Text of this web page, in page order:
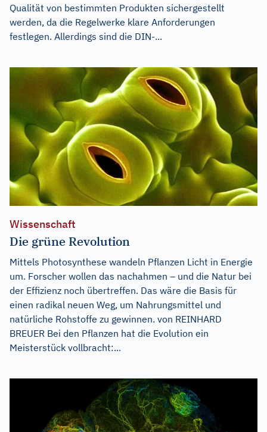
Qualität von bestimmten Produkten sichergestellt
werden, da die Regelwerke klare Anforderungen
festlegen. Allerdings sind die DIN-...
Wissenschaft
Die grüne Revolution
Mittels Photosynthese wandeln Pflanzen Licht in Energie
um. Forscher wollen das nachahmen – und die Natur bei
der Effizienz noch übertreffen. Das wäre die Basis für
einen radikal neuen Weg, um Nahrungsmittel und
natürliche Rohstoffe zu gewinnen. von REINHARD
BREUER Bei den Pflanzen hat die Evolution ein
Meisterstück vollbracht:...